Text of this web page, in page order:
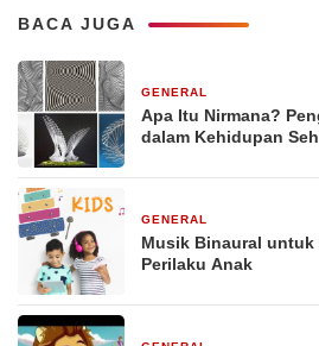
BACA JUGA
GENERAL
Apa Itu Nirmana?
dalam Kehidupan
GENERAL
Musik Binaural
Perilaku Anak